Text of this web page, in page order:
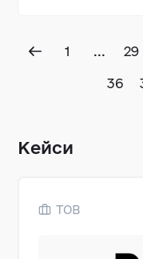
1 ... 29
36
Кейси
ТОВ